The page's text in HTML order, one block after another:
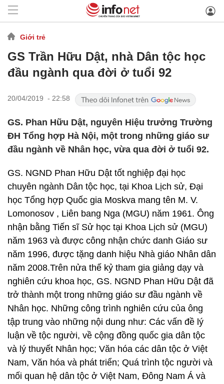
Giới trẻ
GS Trần Hữu Dật, nhà Dân tộc học
đầu ngành qua đời ở tuổi 92
20/04/2019 - 22:58
GS. Phan Hữu Dật, nguyên Hiệu trưởng Trường
ĐH Tổng hợp Hà Nội, một trong những giáo sư
đầu ngành về Nhân học, vừa qua đời ở tuổi 92.
GS. NGND Phan Hữu Dật tốt nghiệp đại học
chuyên ngành Dân tộc học, tại Khoa Lịch sử, Đại
học Tổng hợp Quốc gia Moskva mang tên M. V.
Lomonosov , Liên bang Nga (MGU) năm 1961. Ông
nhận bằng Tiến sĩ Sử học tại Khoa Lịch sử (MGU)
năm 1963 và được công nhận chức danh Giáo sư
năm 1996, được tặng danh hiệu Nhà giáo Nhân dân
năm 2008.Trên nửa thế kỷ tham gia giảng dạy và
nghiên cứu khoa học, GS. NGND Phan Hữu Dật đã
trở thành một trong những giáo sư đầu ngành về
Nhân học. Những công trình nghiên cứu của ông
tập trung vào những nội dung như: Các vấn đề lý
luận về tộc người, về cộng đồng quốc gia dân tộc
và lý thuyết Nhân học; Văn hóa các dân tộc ở Việt
Nam, Văn hóa và phát triển; Quá trình tộc người và
mối quan hệ dân tộc ở Việt Nam, Đông Nam Á và